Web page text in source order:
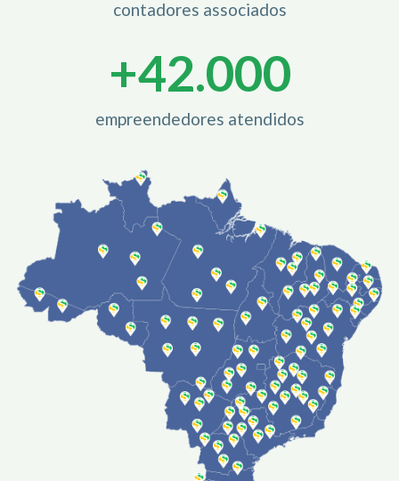
contadores associados
empreendedores atendidos
+42.000